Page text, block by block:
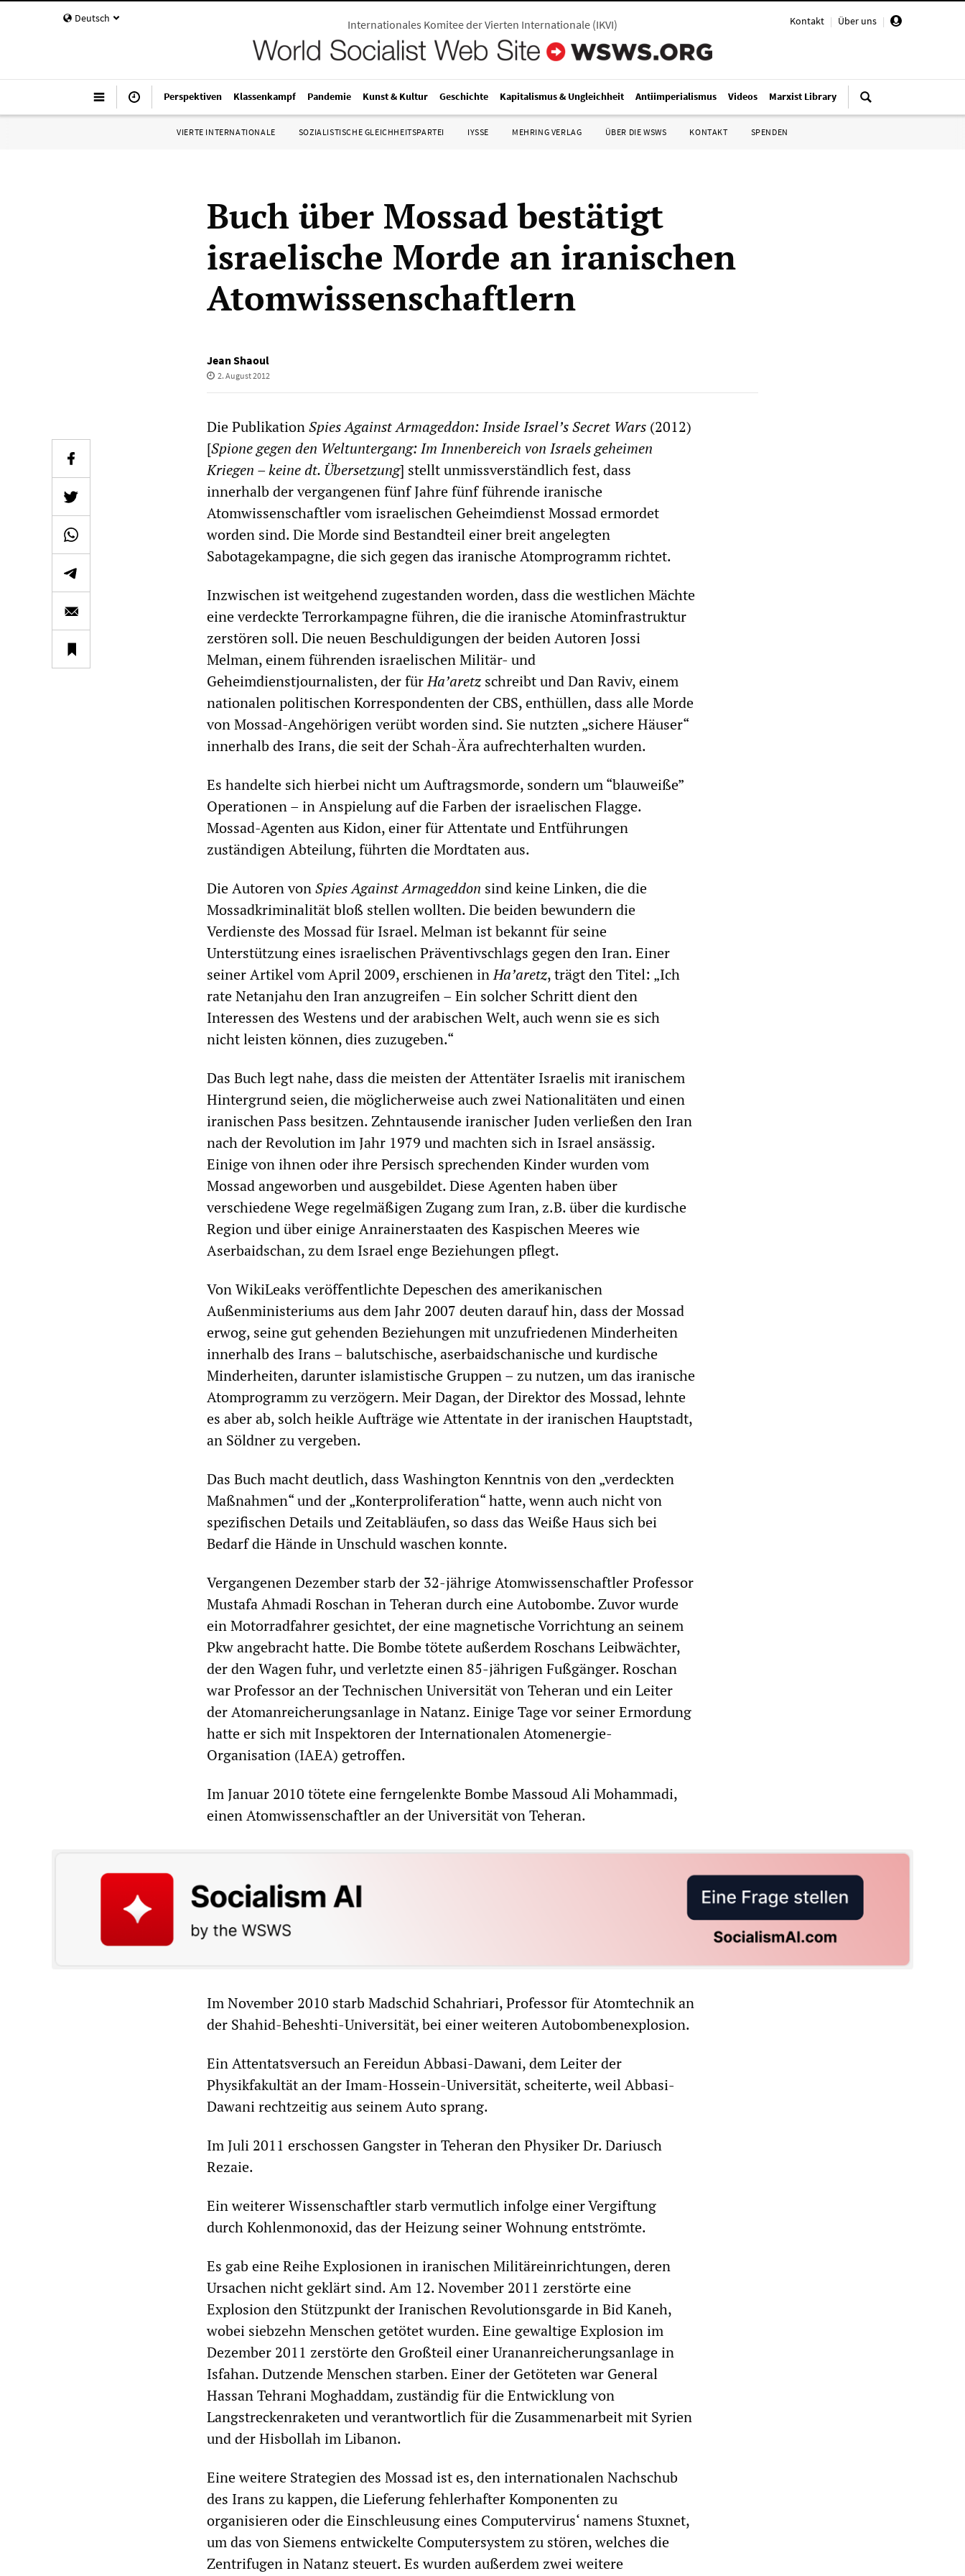
Deutsch Kontakt | Über uns |
Internationales Komitee der Vierten Internationale (IKVI)
Perspektiven Klassenkampf Pandemie Kunst & Kultur Geschichte Kapitalismus & Ungleichheit Antiimperialismus Videos Marxist Library
VIERTE INTERNATIONALE SOZIALISTISCHE GLEICHHEITSPARTEI IYSSE MEHRING VERLAG ÜBER DIE WSWS KONTAKT SPENDEN
Buch über Mossad bestätigt
israelische Morde an iranischen
Atomwissenschaftlern
Jean Shaoul
2. August 2012
Die PublikationSpies Against Armageddon: Inside Israel’s Secret Wars (2012)
[Spione gegen den Weltuntergang: Im Innenbereich von Israels geheimen
Kriegen – keine dt. Übersetzung] stellt unmissverständlich fest, dass
innerhalb der vergangenen fünf Jahre fünf führende iranische
Atomwissenschaftler vom israelischen Geheimdienst Mossad ermordet
worden sind. Die Morde sind Bestandteil einer breit angelegten
Sabotagekampagne, die sich gegen das iranische Atomprogramm richtet.
Inzwischen ist weitgehend zugestanden worden, dass die westlichen Mächte
eine verdeckte Terrorkampagne führen, die die iranische Atominfrastruktur
zerstören soll. Die neuen Beschuldigungen der beiden Autoren Jossi
Melman, einem führenden israelischen Militär- und
Geheimdienstjournalisten, der fürHa’aretz schreibt und Dan Raviv, einem
nationalen politischen Korrespondenten der CBS, enthüllen, dass alle Morde
von Mossad-Angehörigen verübt worden sind. Sie nutzten „sichere Häuser“
innerhalb des Irans, die seit der Schah-Ära aufrechterhalten wurden.
Es handelte sich hierbei nicht um Auftragsmorde, sondern um “blauweiße”
Operationen – in Anspielung auf die Farben der israelischen Flagge.
Mossad-Agenten aus Kidon, einer für Attentate und Entführungen
zuständigen Abteilung, führten die Mordtaten aus.
Die Autoren vonSpies Against Armageddon sind keine Linken, die die
Mossadkriminalität bloß stellen wollten. Die beiden bewundern die
Verdienste des Mossad für Israel. Melman ist bekannt für seine
Unterstützung eines israelischen Präventivschlags gegen den Iran. Einer
seiner Artikel vom April 2009, erschienen inHa’aretz, trägt den Titel: „Ich
rate Netanjahu den Iran anzugreifen – Ein solcher Schritt dient den
Interessen des Westens und der arabischen Welt, auch wenn sie es sich
nicht leisten können, dies zuzugeben.“
Das Buch legt nahe, dass die meisten der Attentäter Israelis mit iranischem
Hintergrund seien, die möglicherweise auch zwei Nationalitäten und einen
iranischen Pass besitzen. Zehntausende iranischer Juden verließen den Iran
nach der Revolution im Jahr 1979 und machten sich in Israel ansässig.
Einige von ihnen oder ihre Persisch sprechenden Kinder wurden vom
Mossad angeworben und ausgebildet. Diese Agenten haben über
verschiedene Wege regelmäßigen Zugang zum Iran, z.B. über die kurdische
Region und über einige Anrainerstaaten des Kaspischen Meeres wie
Aserbaidschan, zu dem Israel enge Beziehungen pflegt.
Von WikiLeaks veröffentlichte Depeschen des amerikanischen
Außenministeriums aus dem Jahr 2007 deuten darauf hin, dass der Mossad
erwog, seine gut gehenden Beziehungen mit unzufriedenen Minderheiten
innerhalb des Irans – balutschische, aserbaidschanische und kurdische
Minderheiten, darunter islamistische Gruppen – zu nutzen, um das iranische
Atomprogramm zu verzögern. Meir Dagan, der Direktor des Mossad, lehnte
es aber ab, solch heikle Aufträge wie Attentate in der iranischen Hauptstadt,
an Söldner zu vergeben.
Das Buch macht deutlich, dass Washington Kenntnis von den „verdeckten
Maßnahmen“ und der „Konterproliferation“ hatte, wenn auch nicht von
spezifischen Details und Zeitabläufen, so dass das Weiße Haus sich bei
Bedarf die Hände in Unschuld waschen konnte.
Vergangenen Dezember starb der 32-jährige Atomwissenschaftler Professor
Mustafa Ahmadi Roschan in Teheran durch eine Autobombe. Zuvor wurde
ein Motorradfahrer gesichtet, der eine magnetische Vorrichtung an seinem
Pkw angebracht hatte. Die Bombe tötete außerdem Roschans Leibwächter,
der den Wagen fuhr, und verletzte einen 85-jährigen Fußgänger. Roschan
war Professor an der Technischen Universität von Teheran und ein Leiter
der Atomanreicherungsanlage in Natanz. Einige Tage vor seiner Ermordung
hatte er sich mit Inspektoren der Internationalen Atomenergie-
Organisation (IAEA) getroffen.
Im Januar 2010 tötete eine ferngelenkte Bombe Massoud Ali Mohammadi,
einen Atomwissenschaftler an der Universität von Teheran.
Im November 2010 starb Madschid Schahriari, Professor für Atomtechnik an
der Shahid-Beheshti-Universität, bei einer weiteren Autobombenexplosion.
Ein Attentatsversuch an Fereidun Abbasi-Dawani, dem Leiter der
Physikfakultät an der Imam-Hossein-Universität, scheiterte, weil Abbasi-
Dawani rechtzeitig aus seinem Auto sprang.
Im Juli 2011 erschossen Gangster in Teheran den Physiker Dr. Dariusch
Rezaie.
Ein weiterer Wissenschaftler starb vermutlich infolge einer Vergiftung
durch Kohlenmonoxid, das der Heizung seiner Wohnung entströmte.
Es gab eine Reihe Explosionen in iranischen Militäreinrichtungen, deren
Ursachen nicht geklärt sind. Am 12. November 2011 zerstörte eine
Explosion den Stützpunkt der Iranischen Revolutionsgarde in Bid Kaneh,
wobei siebzehn Menschen getötet wurden. Eine gewaltige Explosion im
Dezember 2011 zerstörte den Großteil einer Urananreicherungsanlage in
Isfahan. Dutzende Menschen starben. Einer der Getöteten war General
Hassan Tehrani Moghaddam, zuständig für die Entwicklung von
Langstreckenraketen und verantwortlich für die Zusammenarbeit mit Syrien
und der Hisbollah im Libanon.
Eine weitere Strategien des Mossad ist es, den internationalen Nachschub
des Irans zu kappen, die Lieferung fehlerhafter Komponenten zu
organisieren oder die Einschleusung eines Computervirus‘ namens Stuxnet,
um das von Siemens entwickelte Computersystem zu stören, welches die
Zentrifugen in Natanz steuert. Es wurden außerdem zwei weitere